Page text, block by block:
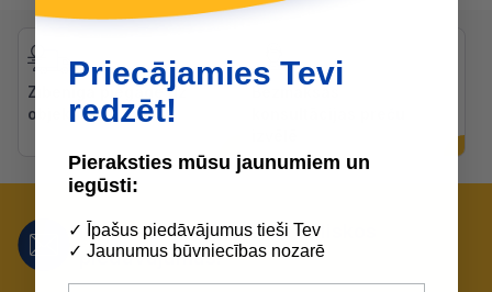
Zibenīga piegāde uz
objektiem
Nepalaid garām mūsu lieliskos
piedāvājumus!
Priecājamies Tevi
redzēt!
Pieraksties mūsu jaunumiem un
iegūsti:
✓ Īpašus piedāvājumus tieši Tev
✓ Jaunumus būvniecības nozarē